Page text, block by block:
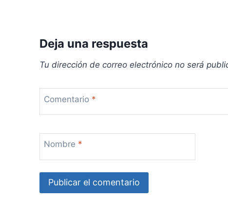
Deja una respuesta
Tu dirección de correo electrónico no será
Comentario *
Nombre *